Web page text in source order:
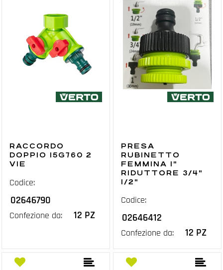
RACCORDO
DOPPIO 15G760 2
VIE
Codice:
02646790
Confezione da: 12 PZ
PRESA
RUBINETTO
FEMMINA 1"
RIDUTTORE 3/4"
1/2"
Codice:
02646412
Confezione da: 12 PZ